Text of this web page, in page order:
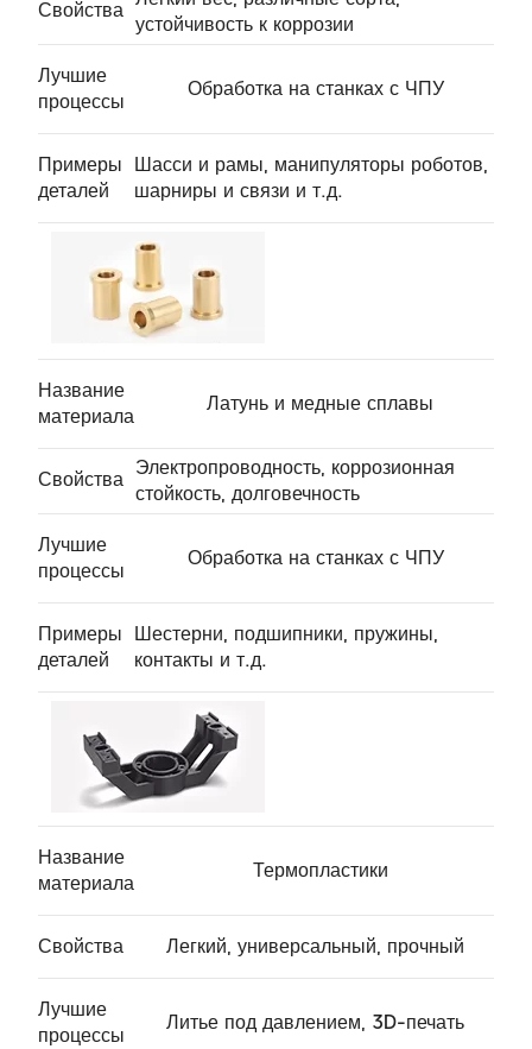
Свойства
устойчивость к коррозии
Лучшие
процессы
Обработка на станках с ЧПУ
Примеры
деталей
Шасси и рамы, манипуляторы роботов,
шарниры и связи и т.д.
Название
материала
Латунь и медные сплавы
Свойства
Электропроводность, коррозионная
стойкость, долговечность
Лучшие
процессы
Обработка на станках с ЧПУ
Примеры
деталей
Шестерни, подшипники, пружины,
контакты и т.д.
Название
материала
Термопластики
Свойства Легкий, универсальный, прочный
Лучшие
процессы
Литье под давлением, 3D-печать